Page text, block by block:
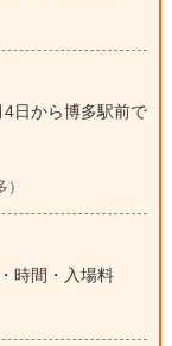
日から博多駅前で
時間・入場料